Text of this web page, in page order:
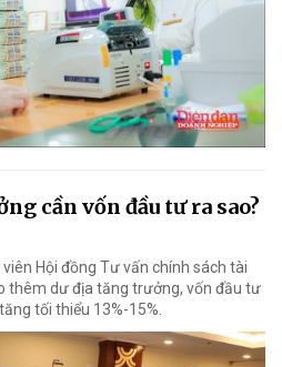
cần vốn đầu tư ra sao?
Hội đồng Tư vấn chính sách tài
thêm dư địa tăng trưởng, vốn đầu tư
tối thiểu 13%-15%.